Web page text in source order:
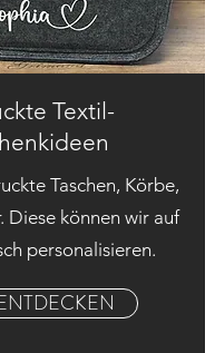
Textil-
Taschen, Körbe,
Diese können wir auf
personalisieren.